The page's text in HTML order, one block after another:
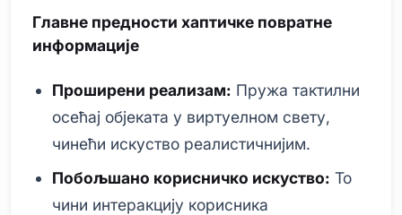
Главне предности хаптичке повратне
информације
Проширени реализам: Пружа тактилни
осећај објеката у виртуелном свету,
чинећи искуство реалистичнијим.
Побољшано корисничко искуство: То
чини интеракцију корисника